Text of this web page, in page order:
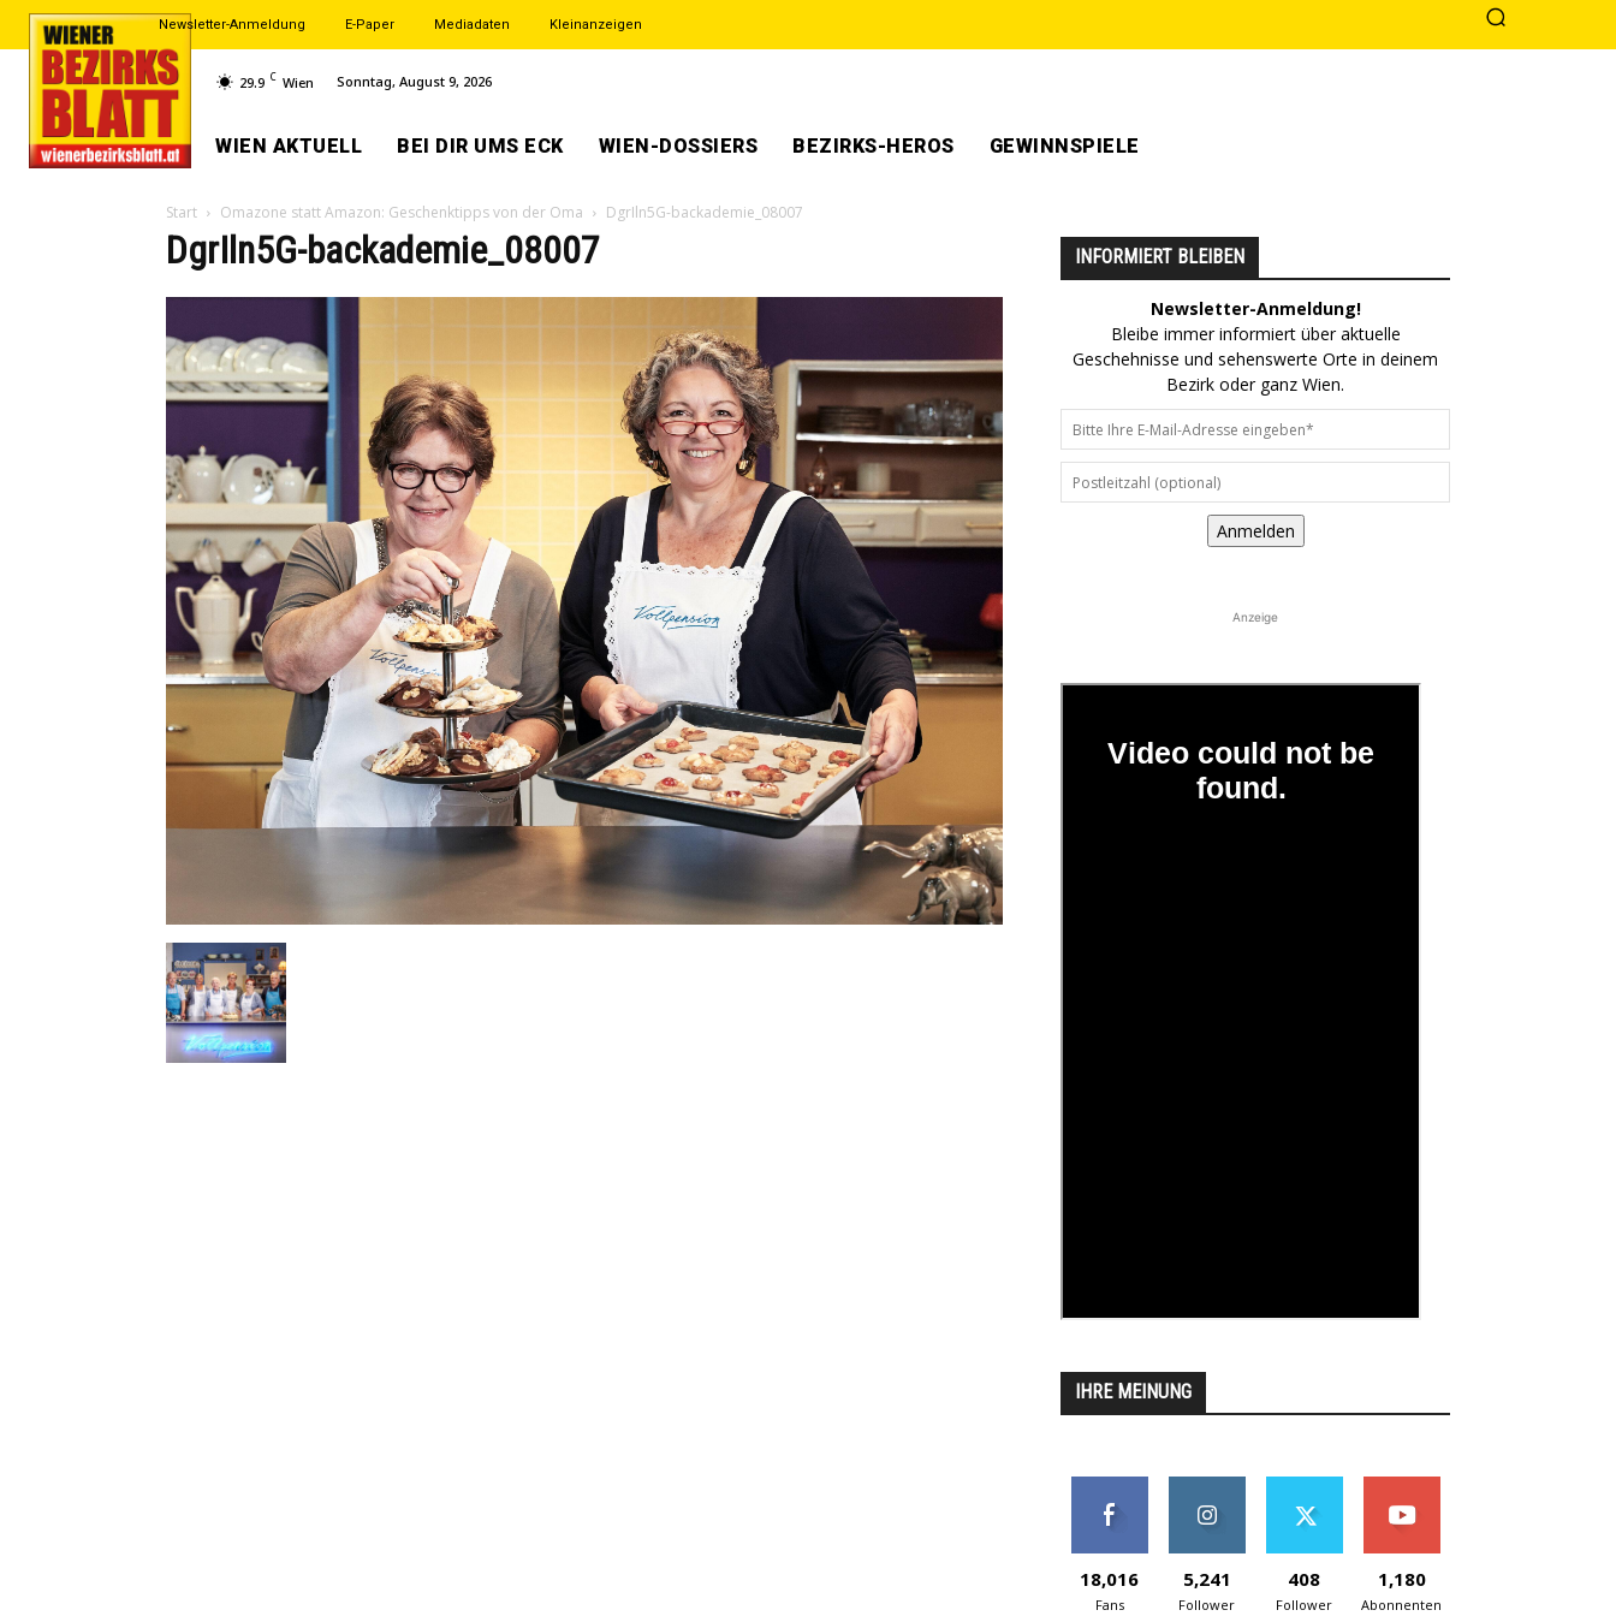
Newsletter-Anmeldung E-Paper Mediadaten Kleinanzeigen
29.9 C Wien Sonntag, August 9, 2026
WIEN AKTUELL BEI DIR UMS ECK WIEN-DOSSIERS BEZIRKS-HEROS GEWINNSPIELE
Start Omazone statt Amazon: Geschenktipps von der Oma DgrIln5G-backademie_08007
DgrIln5G-backademie_08007 INFORMIERT BLEIBEN
Newsletter-Anmeldung!
Bleibe immer informiert über aktuelle
Geschehnisse und sehenswerte Orte in deinem
Bezirk oder ganz Wien.
Anmelden
Anzeige
IHRE MEINUNG
18,016
Fans
5,241
Follower
408
Follower
1,180
Abonnenten